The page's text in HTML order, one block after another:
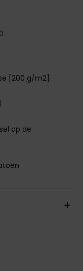
[200 g/m2]
op de